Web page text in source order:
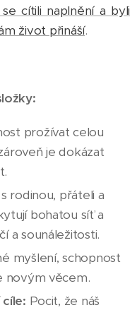
cítili naplnění a byli
život přináší.
prožívat celou
je dokázat
rodinou, přáteli a
bohatou síť a
a sounáležitosti.
myšlení, schopnost
novým věcem.
Pocit, že náš